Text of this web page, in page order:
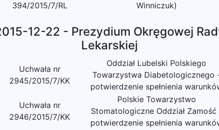
394/2015/7/RL
Winniczuk)
12-22 - Prezydium Okręgowej
Lekarskiej
Uchwała nr
2945/2015/7/KK
Oddział Lubelski Polskiego
Towarzystwa Diabetologicznego
potwierdzenie spełnienia
Uchwała nr
2946/2015/7/KK
Polskie Towarzystwo
Stomatologiczne Oddział Zamość
potwierdzenie spełnienia